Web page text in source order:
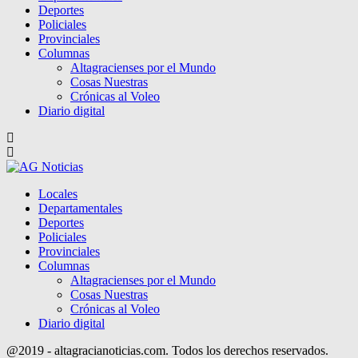
Deportes
Policiales
Provinciales
Columnas
Altagracienses por el Mundo
Cosas Nuestras
Crónicas al Voleo
Diario digital
Locales
Departamentales
Deportes
Policiales
Provinciales
Columnas
Altagracienses por el Mundo
Cosas Nuestras
Crónicas al Voleo
Diario digital
@2019 - altagracianoticias.com. Todos los derechos reservados.